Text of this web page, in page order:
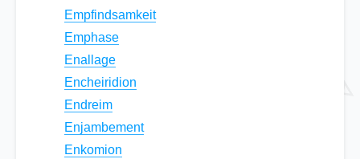
Empfindsamkeit
Emphase
Enallage
Encheiridion
Endreim
Enjambement
Enkomion